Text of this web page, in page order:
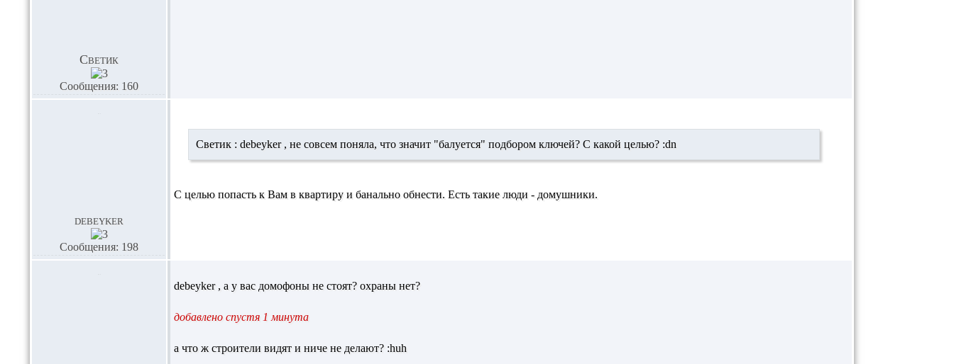
Светик
Сообщения: 160
debeyker
Сообщения: 198
Светик : debeyker , не совсем поняла, что значит "балуется" подбором ключей? С какой целью? :dn
С целью попасть к Вам в квартиру и банально обнести. Есть такие люди - домушники.
debeyker , а у вас домофоны не стоят? охраны нет?
добавлено спустя 1 минута
а что ж строители видят и ниче не делают? :huh